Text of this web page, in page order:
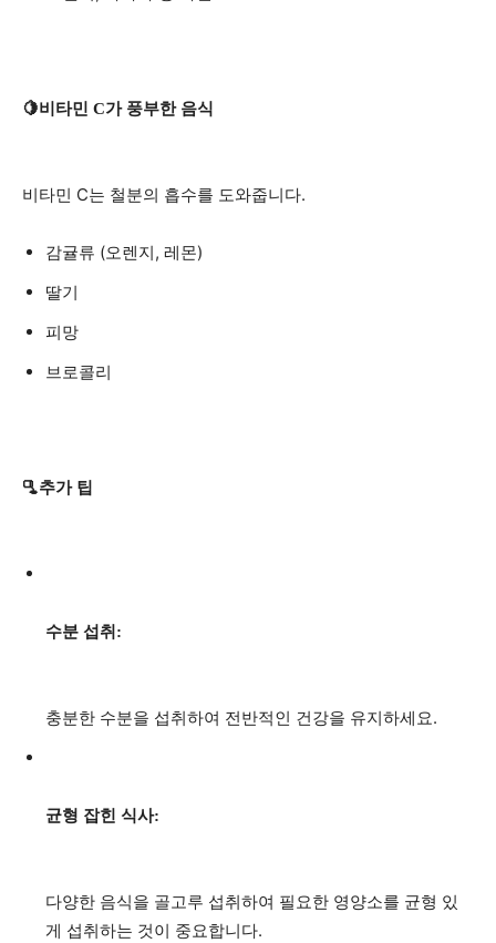
🍋비타민 C가 풍부한 음식
비타민 C는 철분의 흡수를 도와줍니다.
감귤류 (오렌지, 레몬)
딸기
피망
브로콜리
🫗추가 팁
수분 섭취:
충분한 수분을 섭취하여 전반적인 건강을 유지하세요.
균형 잡힌 식사:
다양한 음식을 골고루 섭취하여 필요한 영양소를 균형 있
게 섭취하는 것이 중요합니다.